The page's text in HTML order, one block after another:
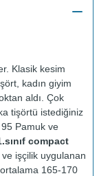
Klasik kesim
kadın giyim
aldı. Çok
tişörtü istediğiniz
Pamuk ve
compact
işçilik uygulanan
165-170